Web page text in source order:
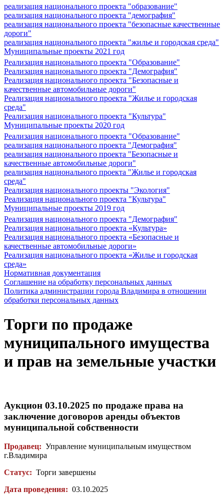
реализация национального проекта "образование"
реализация национального проекта "демография"
реализация национального проекта "безопасные качественные
дороги"
реализация национального проекта "жилье и городская среда"
Муниципальные проекты 2021 год
Реализация национального проекта "Образование"
Реализация национального проекта "Демография"
Реализация национального проекта "Безопасные и
качественные автомобильные дороги"
Реализация национального проекта "Жилье и городская
среда"
Реализация национального проекта "Культура"
Муниципальные проекты 2020 год
Реализация национального проекта "Образование"
реализация национального проекта "Демография"
реализация национального проекта "Безопасные и
качественные автомобильные дороги"
реализация национального проекта "Жилье и городская
среда"
Реализация национального проекты "Экология"
Реализация национального проекта "Культура"
Муниципальные проекты 2019 год
Реализация национального проекта "Демография"
Реализация национального проекта «Культура»
Реализация национального проекта «Безопасные и
качественные автомобильные дороги»
Реализация национального проекта «Жилье и городская
среда»
Нормативная документация
Соглашение на обработку персональных данных
Политика администрации города Владимира в отношении
обработки персональных данных
Торги по продаже
муниципального имущества
и прав на земельные участки
Аукцион 03.10.2025 по продаже права на
заключение договоров аренды объектов
муниципальной собственности
Продавец: Управление муниципальным имуществом
г.Владимира
Статус: Торги завершены
Дата проведения: 03.10.2025